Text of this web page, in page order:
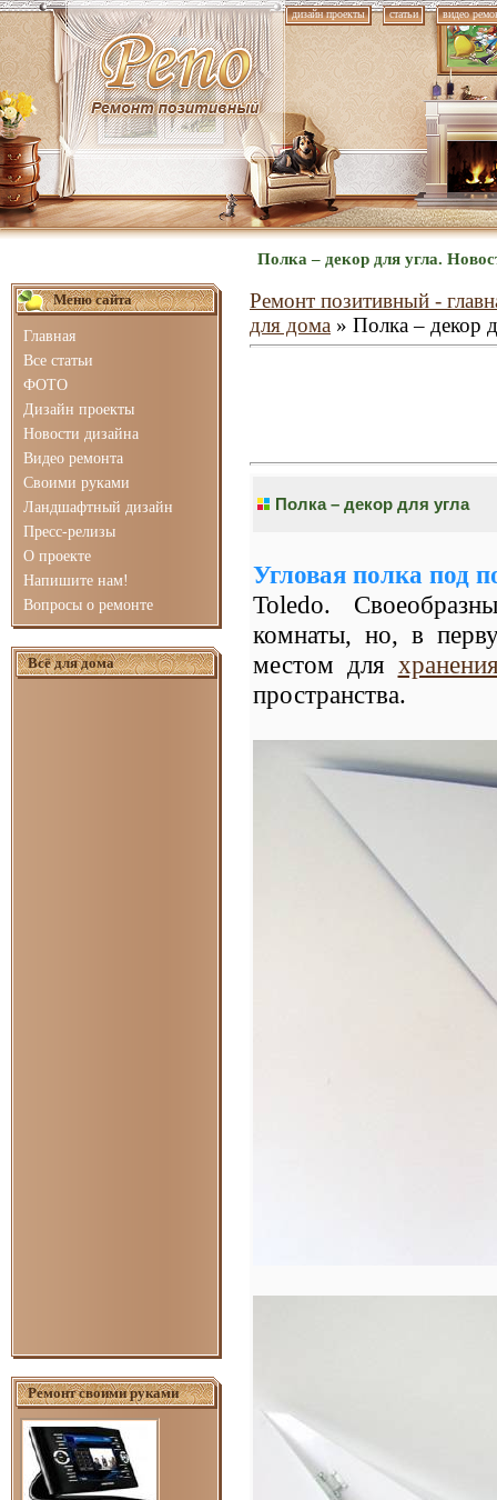
дизайн проекты статьи видео
Полка – декор для угла.
Меню сайта
Главная
Все статьи
ФОТО
Дизайн проекты
Новости дизайна
Видео ремонта
Своими руками
Ландшафтный дизайн
Пресс-релизы
О проекте
Напишите нам!
Вопросы о ремонте
Всё для дома
Ремонт своими руками
Ремонт позитивный -
для дома » Полка – декор
Полка – декор для угла
Угловая полка под
Toledo.
комнаты, но, в
местом для
пространства.